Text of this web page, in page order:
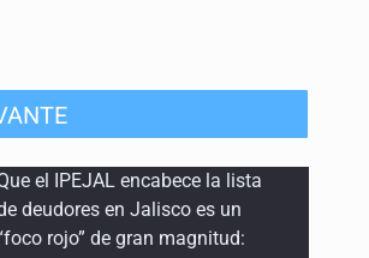
rojo” de gran magnitud:
centro de operaciones de
inmobiliario en Zapopan